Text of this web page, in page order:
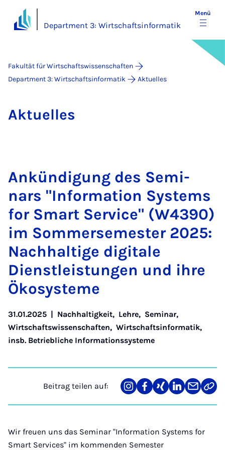
Department 3: Wirtschaftsinformatik
Menü
Fakultät für Wirtschaftswissenschaften
Department 3: Wirtschaftsinformatik
Aktuelles
Ak­tu­el­les
An­kün­di­gung des Se­mi­
nars "In­for­ma­ti­on Sys­tems
for Smart Ser­vice" (W4390)
im Som­mer­se­mes­ter 2025:
Nach­hal­ti­ge di­gi­ta­le
Dienst­leis­tun­gen und ih­re
Öko­sys­te­me
31.01.2025 | Nachhaltigkeit, Lehre, Seminar,
Wirtschaftswissenschaften, Wirtschaftsinformatik,
insb. Betriebliche Informationssysteme
Beitrag teilen auf:
Teilen
auf
Teilen
auf
Teilen
auf
Teilen
auf
Teilen
über
Mail
Link
Wir freuen uns das Seminar "Information Systems for
Smart Services" im kommenden Semester